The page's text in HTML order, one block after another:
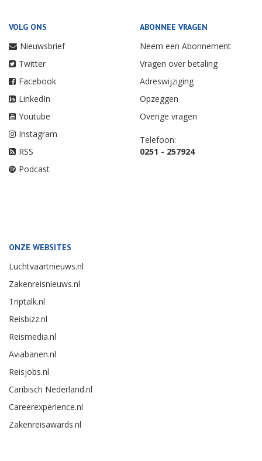
VOLG ONS
Nieuwsbrief
Twitter
Facebook
LinkedIn
Youtube
Instagram
RSS
Podcast
ABONNEE VRAGEN
Neem een Abonnement
Vragen over betaling
Adreswijziging
Opzeggen
Overige vragen
Telefoon:
0251 - 257924
ONZE WEBSITES
Luchtvaartnieuws.nl
Zakenreisnieuws.nl
Triptalk.nl
Reisbizz.nl
Reismedia.nl
Aviabanen.nl
Reisjobs.nl
Caribisch Nederland.nl
Careerexperience.nl
Zakenreisawards.nl